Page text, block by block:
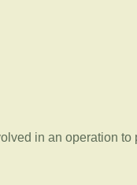
in an operation to